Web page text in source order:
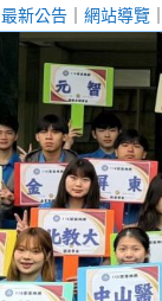
最新公告 ｜ 網站導覽 ｜